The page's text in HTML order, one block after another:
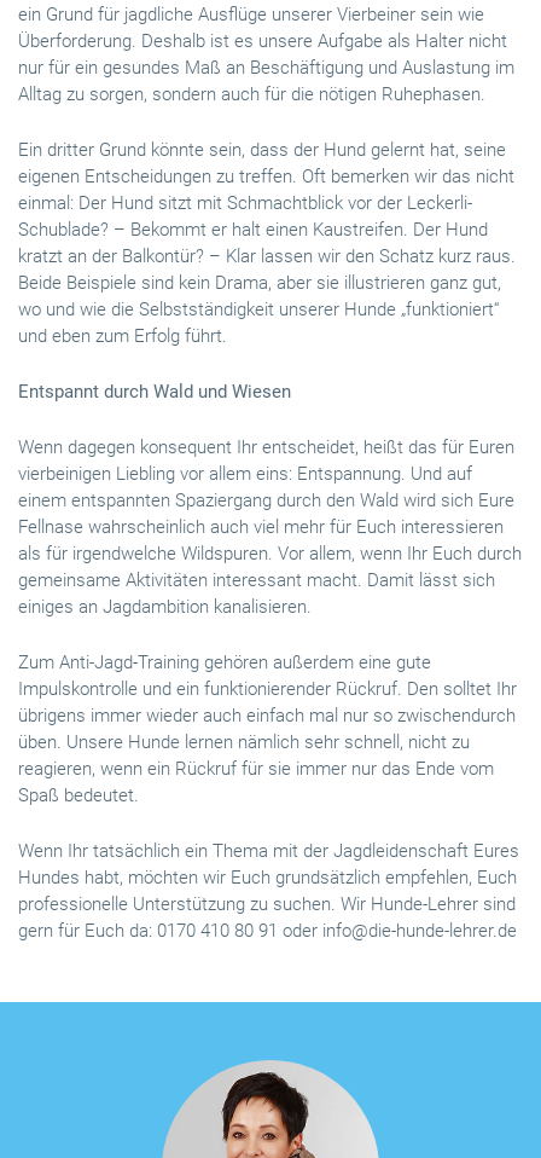
ein Grund für jagdliche Ausflüge unserer Vierbeiner sein wie
Überforderung. Deshalb ist es unsere Aufgabe als Halter nicht
nur für ein gesundes Maß an Beschäftigung und Auslastung im
Alltag zu sorgen, sondern auch für die nötigen Ruhephasen.
Ein dritter Grund könnte sein, dass der Hund gelernt hat, seine
eigenen Entscheidungen zu treffen. Oft bemerken wir das nicht
einmal: Der Hund sitzt mit Schmachtblick vor der Leckerli-
Schublade? – Bekommt er halt einen Kaustreifen. Der Hund
kratzt an der Balkontür? – Klar lassen wir den Schatz kurz raus.
Beide Beispiele sind kein Drama, aber sie illustrieren ganz gut,
wo und wie die Selbstständigkeit unserer Hunde „funktioniert“
und eben zum Erfolg führt.
Entspannt durch Wald und Wiesen
Wenn dagegen konsequent Ihr entscheidet, heißt das für Euren
vierbeinigen Liebling vor allem eins: Entspannung. Und auf
einem entspannten Spaziergang durch den Wald wird sich Eure
Fellnase wahrscheinlich auch viel mehr für Euch interessieren
als für irgendwelche Wildspuren. Vor allem, wenn Ihr Euch durch
gemeinsame Aktivitäten interessant macht. Damit lässt sich
einiges an Jagdambition kanalisieren.
Zum Anti-Jagd-Training gehören außerdem eine gute
Impulskontrolle und ein funktionierender Rückruf. Den solltet Ihr
übrigens immer wieder auch einfach mal nur so zwischendurch
üben. Unsere Hunde lernen nämlich sehr schnell, nicht zu
reagieren, wenn ein Rückruf für sie immer nur das Ende vom
Spaß bedeutet.
Wenn Ihr tatsächlich ein Thema mit der Jagdleidenschaft Eures
Hundes habt, möchten wir Euch grundsätzlich empfehlen, Euch
professionelle Unterstützung zu suchen. Wir Hunde-Lehrer sind
gern für Euch da: 0170 410 80 91 oder info@die-hunde-lehrer.de